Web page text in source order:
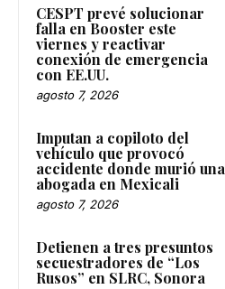
CESPT prevé solucionar
falla en Booster este
viernes y reactivar
conexión de emergencia
con EE.UU.
agosto 7, 2026
Imputan a copiloto del
vehículo que provocó
accidente donde murió una
abogada en Mexicali
agosto 7, 2026
Detienen a tres presuntos
secuestradores de “Los
Rusos” en SLRC, Sonora